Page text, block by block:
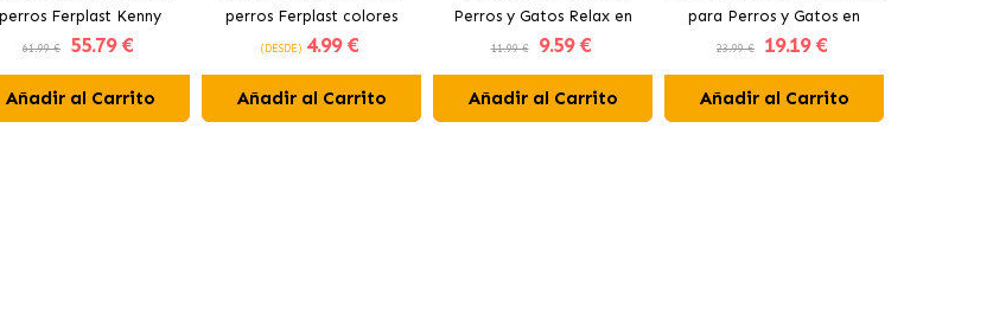
perros Ferplast Kenny
61.99 € 55.79 €
Añadir al Carrito
perros Ferplast colores
surtidos
(DESDE) 4.99 €
Añadir al Carrito
Perros y Gatos Relax en
Colores Surtidos
11.99 € 9.59 €
Añadir al Carrito
para Perros y Gatos en
Colores Surtidos
23.99 € 19.19 €
Añadir al Carrito